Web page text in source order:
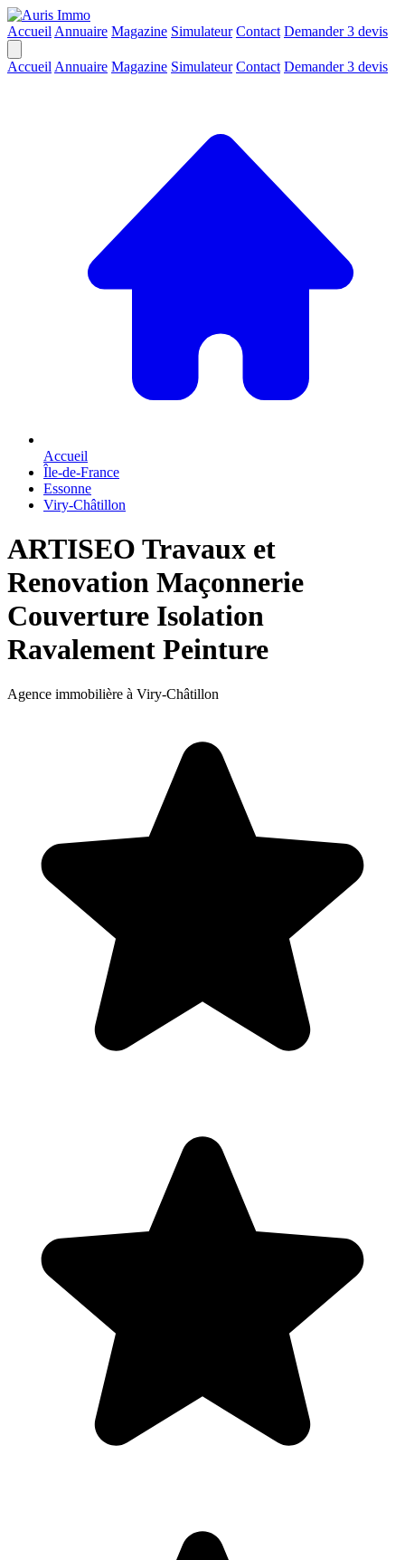
Accueil Annuaire Magazine Simulateur Contact Demander 3 devis
Accueil Annuaire Magazine Simulateur Contact Demander 3 devis
Accueil
Île-de-France
Essonne
Viry-Châtillon
ARTISEO Travaux et
Renovation Maçonnerie
Couverture Isolation
Ravalement Peinture
Agence immobilière à Viry-Châtillon